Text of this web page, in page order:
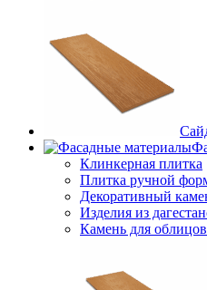
Клинкерная плитка
Плитка ручной
Декоративный
Изделия из
Камень для